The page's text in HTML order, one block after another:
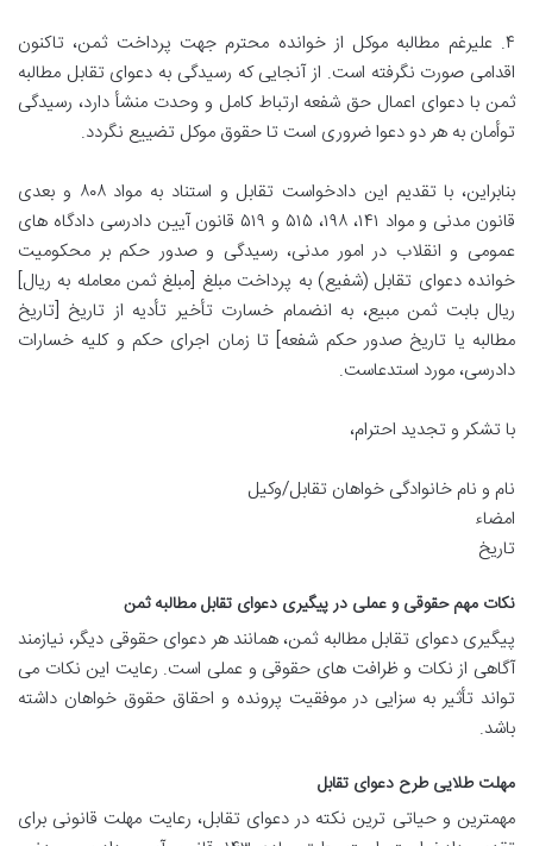
۴. علیرغم مطالبه موکل از خوانده محترم جهت پرداخت ثمن، تاکنون
اقدامی صورت نگرفته است. از آنجایی که رسیدگی به دعوای تقابل مطالبه
ثمن با دعوای اعمال حق شفعه ارتباط کامل و وحدت منشأ دارد، رسیدگی
توأمان به هر دو دعوا ضروری است تا حقوق موکل تضییع نگردد.
بنابراین، با تقدیم این دادخواست تقابل و استناد به مواد ۸۰۸ و بعدی
قانون مدنی و مواد ۱۴۱، ۱۹۸، ۵۱۵ و ۵۱۹ قانون آیین دادرسی دادگاه های
عمومی و انقلاب در امور مدنی، رسیدگی و صدور حکم بر محکومیت
خوانده دعوای تقابل (شفیع) به پرداخت مبلغ [مبلغ ثمن معامله به ریال]
ریال بابت ثمن مبیع، به انضمام خسارت تأخیر تأدیه از تاریخ [تاریخ
مطالبه یا تاریخ صدور حکم شفعه] تا زمان اجرای حکم و کلیه خسارات
دادرسی، مورد استدعاست.
با تشکر و تجدید احترام،
نام و نام خانوادگی خواهان تقابل/وکیل
امضاء
تاریخ
نکات مهم حقوقی و عملی در پیگیری دعوای تقابل مطالبه ثمن
پیگیری دعوای تقابل مطالبه ثمن، همانند هر دعوای حقوقی دیگر، نیازمند
آگاهی از نکات و ظرافت های حقوقی و عملی است. رعایت این نکات می
تواند تأثیر به سزایی در موفقیت پرونده و احقاق حقوق خواهان داشته
باشد.
مهلت طلایی طرح دعوای تقابل
مهمترین و حیاتی ترین نکته در دعوای تقابل، رعایت مهلت قانونی برای